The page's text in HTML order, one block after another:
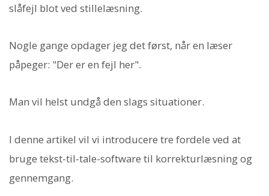
slåfejl blot ved stillelæsning.
Nogle gange opdager jeg det først, når en læser
påpeger: "Der er en fejl her".
Man vil helst undgå den slags situationer.
I denne artikel vil vi introducere tre fordele ved at
bruge tekst-til-tale-software til korrekturlæsning og
gennemgang.